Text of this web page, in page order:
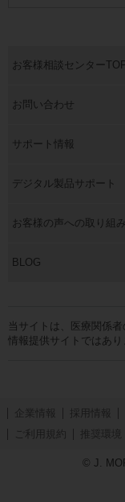
お客様相談センター
お問い合わせ
サポート情報
デジタル製品サポート
お客様の声への取り組み
BLOG
当サイトは、医療関係
情報提供サイトではあり
企業情報 採用情報
ご利用規約
推奨環境
© J.